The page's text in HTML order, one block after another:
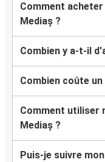
Comment
Mediaș ?
Combien y a-t-il
Combien coûte
Comment utiliser
Mediaș ?
Puis-je suivre